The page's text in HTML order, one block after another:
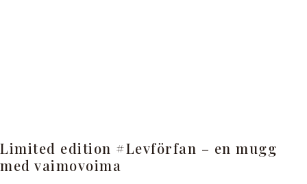
Limited edition #Levförfan – en mugg
med vaimovoima